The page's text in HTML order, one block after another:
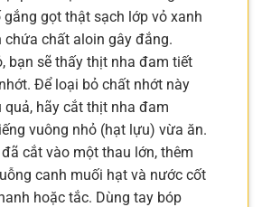
gắng gọt thật sạch lớp vỏ xanh
chứa chất aloin gây đắng.
bạn sẽ thấy thịt nha đam tiết
Để loại bỏ chất nhớt này
quả, hãy cắt thịt nha đam
vuông nhỏ (hạt lựu) vừa ăn.
cắt vào một thau lớn, thêm
canh muối hạt và nước cốt
hoặc tắc. Dùng tay bóp